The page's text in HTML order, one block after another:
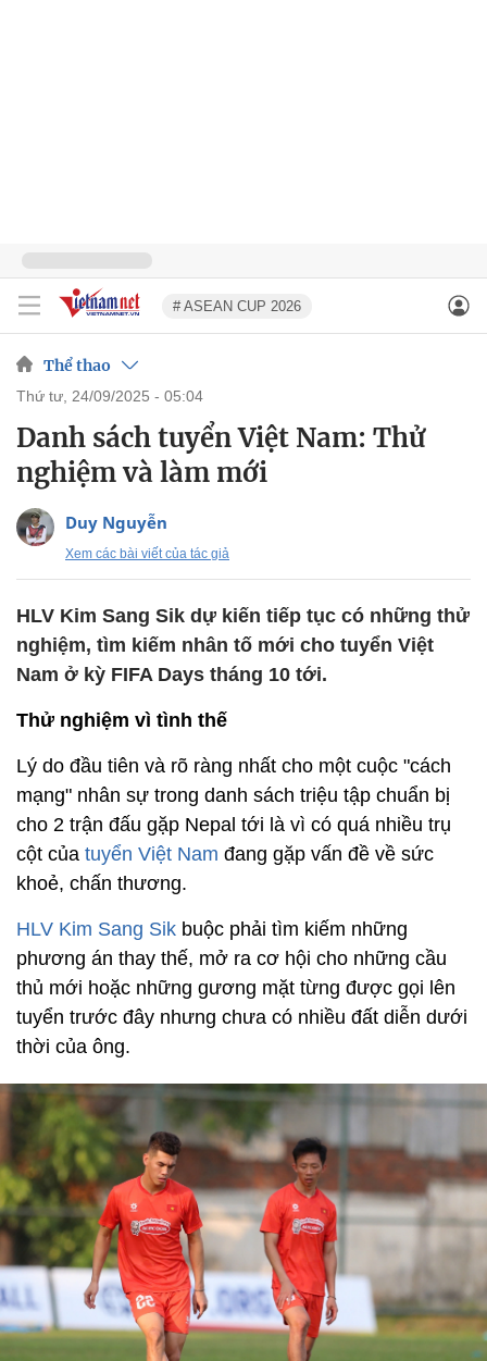
# ASEAN CUP 2026
Thể thao
thứ tư, 24/09/2025 - 05:04
Danh sách tuyển Việt Nam: Thử
nghiệm và làm mới
Duy Nguyễn
Xem các bài viết của tác giả
HLV Kim Sang Sik dự kiến tiếp tục có những thử
nghiệm, tìm kiếm nhân tố mới cho tuyển Việt
Nam ở kỳ FIFA Days tháng 10 tới.
Thử nghiệm vì tình thế
Lý do đầu tiên và rõ ràng nhất cho một cuộc "cách
mạng" nhân sự trong danh sách triệu tập chuẩn bị
cho 2 trận đấu gặp Nepal tới là vì có quá nhiều trụ
cột của tuyển Việt Nam đang gặp vấn đề về sức
khoẻ, chấn thương.
HLV Kim Sang Sik buộc phải tìm kiếm những
phương án thay thế, mở ra cơ hội cho những cầu
thủ mới hoặc những gương mặt từng được gọi lên
tuyển trước đây nhưng chưa có nhiều đất diễn dưới
thời của ông.